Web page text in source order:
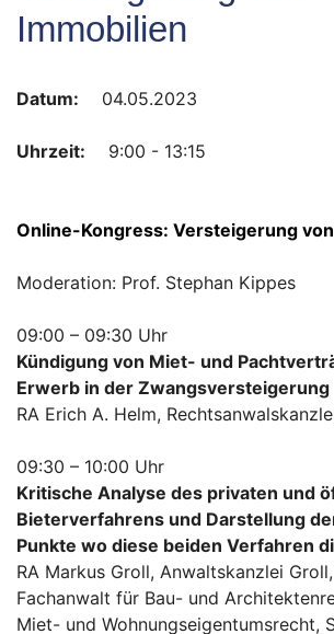
Immobilien
Datum: 04.05.2023
Uhrzeit: 9:00 - 13:15
Online-Kongress: Versteigerung
Moderation: Prof. Stephan Kippes
09:00 – 09:30 Uhr
Kündigung von Miet- und
Erwerb in der Zwangsversteigerung
RA Erich A. Helm,
09:30 – 10:00 Uhr
Kritische Analyse des privaten und
Bieterverfahrens und Darstellung
Punkte wo diese beiden Verfahren
RA Markus Groll, Anwaltskanzlei
Fachanwalt für Bau- und
Miet- und Wohnungseigentumsrecht,